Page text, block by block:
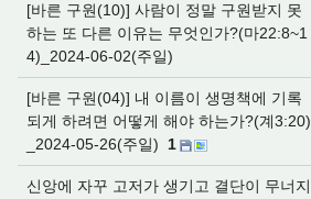
[바른 구원(10)] 사람이 정말 구원받지 못
하는 또 다른 이유는 무엇인가?(마22:8~1
4)_2024-06-02(주일)
[바른 구원(04)] 내 이름이 생명책에 기록
되게 하려면 어떻게 해야 하는가?(계3:20)
_2024-05-26(주일)
1
신앙에 자꾸 고저가 생기고 결단이 무너지